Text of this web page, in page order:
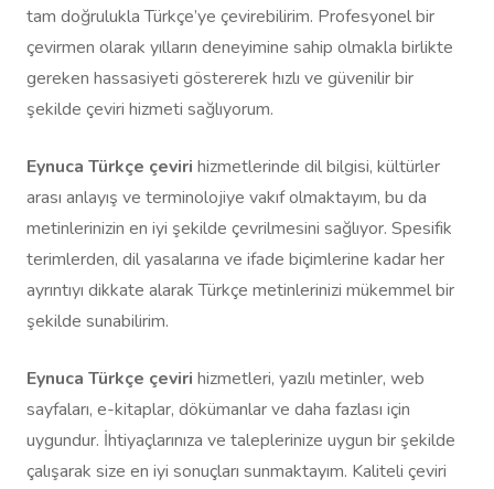
tam doğrulukla Türkçe’ye çevirebilirim. Profesyonel bir
çevirmen olarak yılların deneyimine sahip olmakla birlikte
gereken hassasiyeti göstererek hızlı ve güvenilir bir
şekilde çeviri hizmeti sağlıyorum.
Eynuca Türkçe çeviri hizmetlerinde dil bilgisi, kültürler
arası anlayış ve terminolojiye vakıf olmaktayım, bu da
metinlerinizin en iyi şekilde çevrilmesini sağlıyor. Spesifik
terimlerden, dil yasalarına ve ifade biçimlerine kadar her
ayrıntıyı dikkate alarak Türkçe metinlerinizi mükemmel bir
şekilde sunabilirim.
Eynuca Türkçe çeviri hizmetleri, yazılı metinler, web
sayfaları, e-kitaplar, dökümanlar ve daha fazlası için
uygundur. İhtiyaçlarınıza ve taleplerinize uygun bir şekilde
çalışarak size en iyi sonuçları sunmaktayım. Kaliteli çeviri